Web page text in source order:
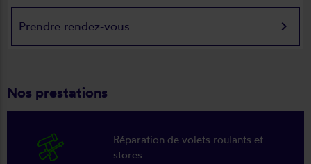
Prendre rendez-vous keyboard_arrow_right
Nos prestations
Réparation de volets roulants et
stores